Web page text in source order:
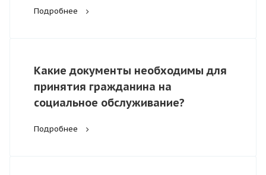
Подробнее
Какие документы необходимы для
принятия гражданина на
социальное обслуживание?
Подробнее